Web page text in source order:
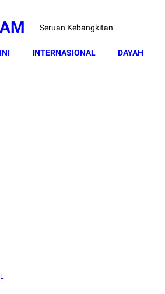
Seruan Kebangkitan
INTERNASIONAL DAYAH